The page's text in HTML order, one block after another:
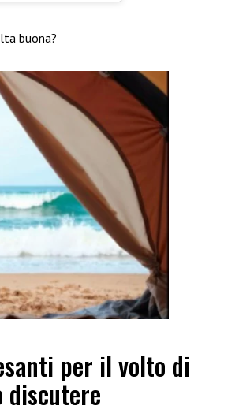
buona?
per il volto di
discutere